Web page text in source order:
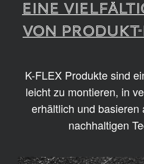
EINE
VON
K-FLEX Produkte sind
leicht zu montieren, in
erhältlich und basieren
nachhaltigen